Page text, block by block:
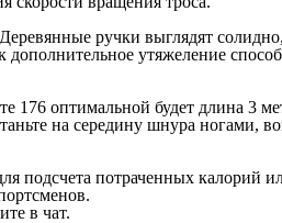
ручки выглядят
утяжеление
176 оптимальной будет длина 3
на середину шнура ногами,
подсчета потраченных калорий
в чат.